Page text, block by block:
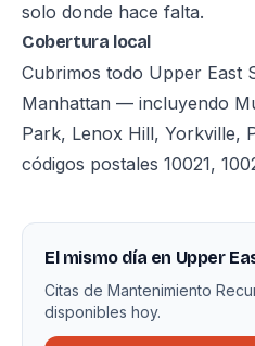
solo donde hace falta.
Cobertura local
Cubrimos todo Upper East
Manhattan — incluyendo
Park, Lenox Hill, Yorkville,
códigos postales 10021,
El mismo día en Upper
Citas de Mantenimiento
disponibles hoy.